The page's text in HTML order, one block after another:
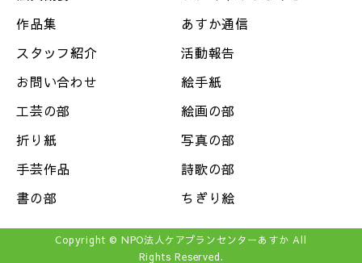
作品集
あすか通信
スタッフ紹介
活動報告
お問い合わせ
絵手紙
工芸の部
絵画の部
折り紙
写真の部
手芸作品
詩歌の部
書の部
ちぎり絵
Copyright © NPO法人ケアプランセンターあすか All
Rights Reserved.